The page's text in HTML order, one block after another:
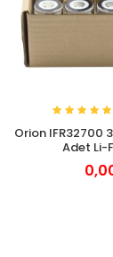
Orion IFR32700
Adet Li-